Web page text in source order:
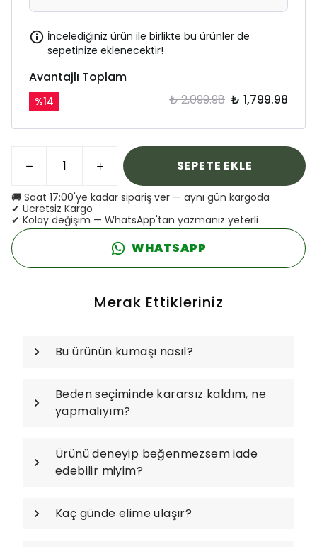
İncelediğiniz ürün ile birlikte bu ürünler de
sepetinize eklenecektir!
Avantajlı Toplam
%14 ₺ 2,099.98 ₺ 1,799.98
SEPETE EKLE
🚚 Saat 17:00'ye kadar sipariş ver — aynı gün kargoda
✔ Ücretsiz Kargo
✔ Kolay değişim — WhatsApp'tan yazmanız yeterli
WHATSAPP
Merak Ettikleriniz
Bu ürünün kumaşı nasıl?
Beden seçiminde kararsız kaldım, ne
yapmalıyım?
Ürünü deneyip beğenmezsem iade
edebilir miyim?
Kaç günde elime ulaşır?